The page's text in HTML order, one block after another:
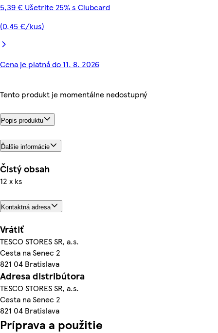
5,39 € Ušetrite 25% s Clubcard
(0,45 €/kus)
Cena je platná do 11. 8. 2026
Tento produkt je momentálne nedostupný
Popis produktu
Ďalšie informácie
Čistý obsah
12 x ks
Kontaktná adresa
Vrátiť
TESCO STORES SR, a.s.
Cesta na Senec 2
821 04 Bratislava
Adresa distribútora
TESCO STORES SR, a.s.
Cesta na Senec 2
821 04 Bratislava
Príprava a použitie